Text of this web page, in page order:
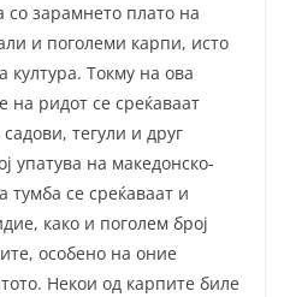
зарамнето плато на
и поголеми карпи, исто
култура. Токму на ова
на ридот се среќаваат
тегули и друг
упатува на македонско-
тумба се среќаваат и
како и поголем број
особено на оние
Некои од карпите биле